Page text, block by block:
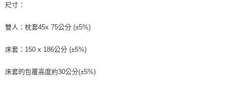
尺寸：
雙人：枕套45x 75公分 (±5%)
床套：150 x 186公分 (±5%)
床套的包覆高度約30公分(±5%)